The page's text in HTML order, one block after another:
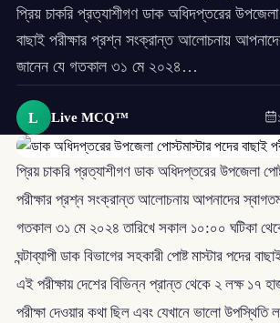
প্রিয় চাকরি প্রত্যাশীগণ ডাক অধিদপ্তরের উপজেলা
বাছাই পরীক্ষার প্রশ্ন সংক্রান্ত আলোচনায়
জানেন যে গতকাল ৩১ মে ২০২৪…
L Live MCQ™
প্রিয় চাকরি প্রত্যাশীগণ ডাক অধিদপ্তরের উপজেলা
পরীক্ষার প্রশ্ন সংক্রান্ত আলোচনায় আপনাদের
গতকাল ৩১ মে ২০২৪ তারিখে সকাল ১০:০০ ঘটিকা
ঘন্টাব্যাপী ডাক বিভাগের সহকারী পোষ্ট মাস্টার পদের
এই পরীক্ষায় দেশের বিভিন্ন প্রান্ত থেকে ২ লক্ষ ১৭
পরীক্ষা দেওয়ার কথা ছিল এবং যেখানে ভালো উপস্থিতি